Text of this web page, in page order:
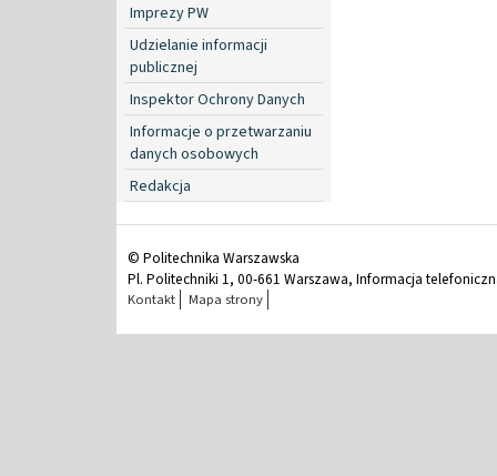
Imprezy PW
Udzielanie informacji
publicznej
Inspektor Ochrony Danych
Informacje o przetwarzaniu
danych osobowych
Redakcja
© Politechnika Warszawska
Pl. Politechniki 1, 00-661 Warszawa, Informacja
Kontakt Mapa strony